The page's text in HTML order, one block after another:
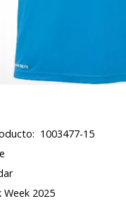
1003477-15
Week 2025